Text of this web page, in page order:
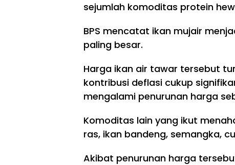
sejumlah komoditas protein
BPS mencatat ikan mujair
paling besar.
Harga ikan air tawar tersebut
kontribusi deflasi cukup
mengalami penurunan harga
Komoditas lain yang ikut
ras, ikan bandeng, semangka,
Akibat penurunan harga